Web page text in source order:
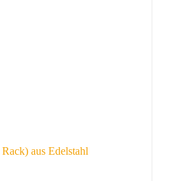
aus Edelstahl